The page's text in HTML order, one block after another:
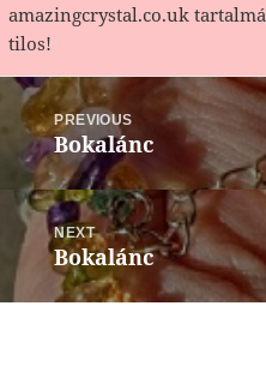
amazingcrystal.co.uk
tilos!
Bejegyzés
navigációPREVIOUS
Previous
post:
Bokalánc
NEXT
Next
post:
Bokalánc